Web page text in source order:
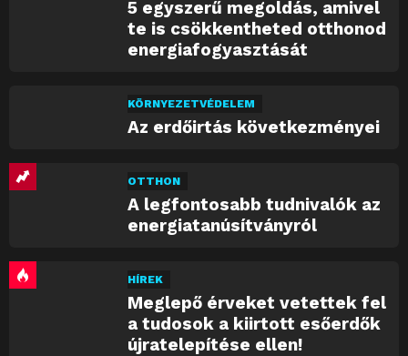
5 egyszerű megoldás, amivel
te is csökkentheted otthonod
energiafogyasztását
KÖRNYEZETVÉDELEM
Az erdőirtás következményei
OTTHON
A legfontosabb tudnivalók az
energiatanúsítványról
HÍREK
Meglepő érveket vetettek fel
a tudosok a kiirtott esőerdők
újratelepítése ellen!